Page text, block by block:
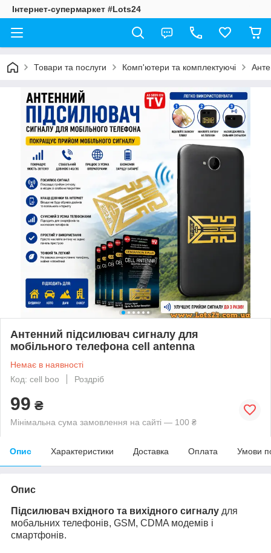
Інтернет-супермаркет #Lots24
Товари та послуги Комп'ютери та комплектуючі
Антенний підсилювач сигналу для
мобільного телефона cell antenna
Немає в наявності
Код: cell boo
Роздріб
99 ₴
Мінімальна сума замовлення на сайті — 100 ₴
Опис Характеристики Доставка Оплата Умови
Опис
Підсилювач вхідного та вихідного сигналу для
мобальних телефонів, GSM, CDMA модемів і
смартфонів.